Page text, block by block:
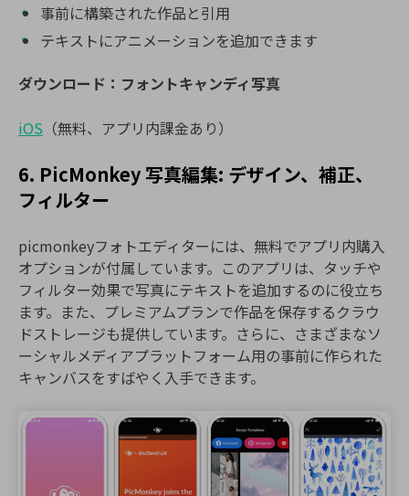
事前に構築された作品と引用
テキストにアニメーションを追加できます
ダウンロード：フォントキャンディ写真
iOS （無料、アプリ内課金あり）
6. PicMonkey 写真編集: デザイン、補正、
フィルター
picmonkeyフォトエディターには、無料でアプリ内購入
オプションが付属しています。このアプリは、タッチや
フィルター効果で写真にテキストを追加するのに役立ち
ます。また、プレミアムプランで作品を保存するクラウ
ドストレージも提供しています。さらに、さまざまなソ
ーシャルメディアプラットフォーム用の事前に作られた
キャンバスをすばやく入手できます。